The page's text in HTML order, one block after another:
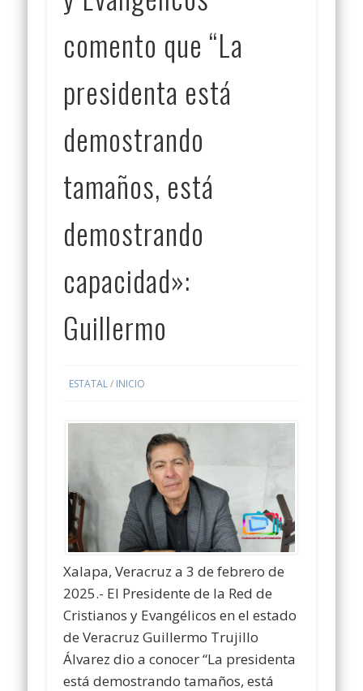
comento que “La
presidenta está
demostrando
tamaños, está
demostrando
capacidad»:
Guillermo
ESTATAL/ INICIO
Xalapa, Veracruz a 3 de febrero de
2025.- El Presidente de la Red de
Cristianos y Evangélicos en el estado
de Veracruz Guillermo Trujillo
Álvarez dio a conocer “La presidenta
está demostrando tamaños, está